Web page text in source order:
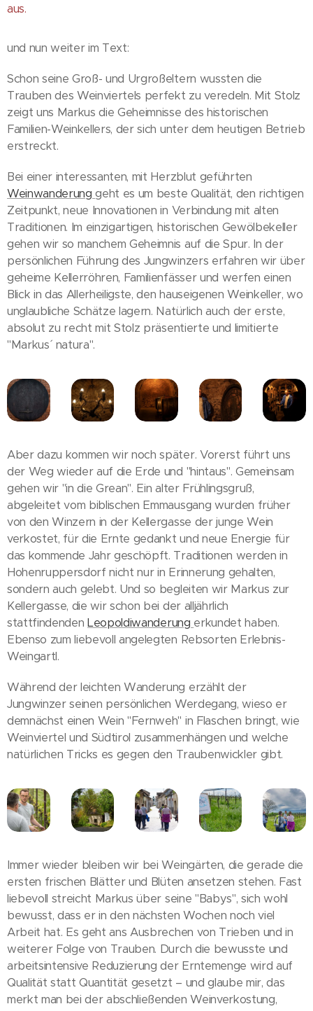
aus.
und nun weiter im Text:
Schon seine Groß- und Urgroßeltern wussten die
Trauben des Weinviertels perfekt zu veredeln. Mit Stolz
zeigt uns Markus die Geheimnisse des historischen
Familien-Weinkellers, der sich unter dem heutigen Betrieb
erstreckt.
Bei einer interessanten, mit Herzblut geführten
Weinwanderunggeht es um beste Qualität, den richtigen
Zeitpunkt, neue Innovationen in Verbindung mit alten
Traditionen. Im einzigartigen, historischen Gewölbekeller
gehen wir so manchem Geheimnis auf die Spur. In der
persönlichen Führung des Jungwinzers erfahren wir über
geheime Kellerröhren, Familienfässer und werfen einen
Blick in das Allerheiligste, den hauseigenen Weinkeller, wo
unglaubliche Schätze lagern. Natürlich auch der erste,
absolut zu recht mit Stolz präsentierte und limitierte
"Markus´ natura".
Aber dazu kommen wir noch später. Vorerst führt uns
der Weg wieder auf die Erde und "hintaus". Gemeinsam
gehen wir "in die Grean". Ein alter Frühlingsgruß,
abgeleitet vom biblischen Emmausgang wurden früher
von den Winzern in der Kellergasse der junge Wein
verkostet, für die Ernte gedankt und neue Energie für
das kommende Jahr geschöpft. Traditionen werden in
Hohenruppersdorf nicht nur in Erinnerung gehalten,
sondern auch gelebt. Und so begleiten wir Markus zur
Kellergasse, die wir schon bei der alljährlich
stattfindendenLeopoldiwanderung erkundet haben.
Ebenso zum liebevoll angelegten Rebsorten Erlebnis-
Weingartl.
Während der leichten Wanderung erzählt der
Jungwinzer seinen persönlichen Werdegang, wieso er
demnächst einen Wein "Fernweh" in Flaschen bringt, wie
Weinviertel und Südtirol zusammenhängen und welche
natürlichen Tricks es gegen den Traubenwickler gibt.
Immer wieder bleiben wir bei Weingärten, die gerade die
ersten frischen Blätter und Blüten ansetzen stehen. Fast
liebevoll streicht Markus über seine "Babys", sich wohl
bewusst, dass er in den nächsten Wochen noch viel
Arbeit hat. Es geht ans Ausbrechen von Trieben und in
weiterer Folge von Trauben. Durch die bewusste und
arbeitsintensive Reduzierung der Erntemenge wird auf
Qualität statt Quantität gesetzt – und glaube mir, das
merkt man bei der abschließenden Weinverkostung,